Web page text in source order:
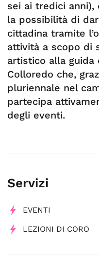
sei ai tredici anni),
la possibilità di
cittadina tramite
attività a scopo di
artistico alla guida
Colloredo che,
pluriennale nel
partecipa
degli eventi.
Servizi
EVENTI
LEZIONI DI CORO